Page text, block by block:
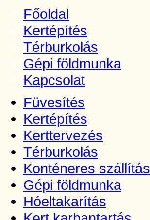
Főoldal
Kertépítés
Térburkolás
Gépi földmunka
Kapcsolat
Füvesítés
Kertépítés
Kerttervezés
Térburkolás
Konténeres szállítás
Gépi földmunka
Hóeltakarítás